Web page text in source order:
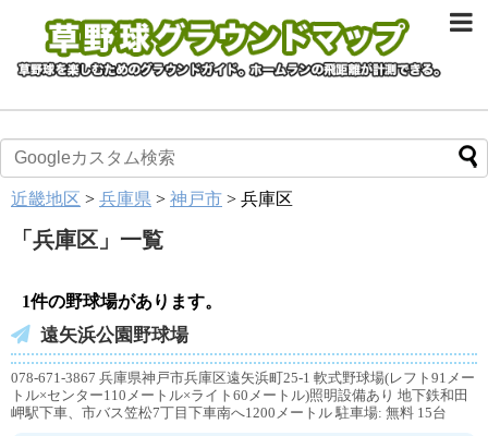
近畿地区 > 兵庫県 > 神戸市 > 兵庫区
「 兵庫区 」 一覧
1件の野球場があります。
遠矢浜公園野球場
078-671-3867 兵庫県神戸市兵庫区遠矢浜町25‐1 軟式野球場(レフト91メー
トル×センター110メートル×ライト60メートル)照明設備あり 地下鉄和田
岬駅下車、市バス笠松7丁目下車南へ1200メートル 駐車場: 無料 15台